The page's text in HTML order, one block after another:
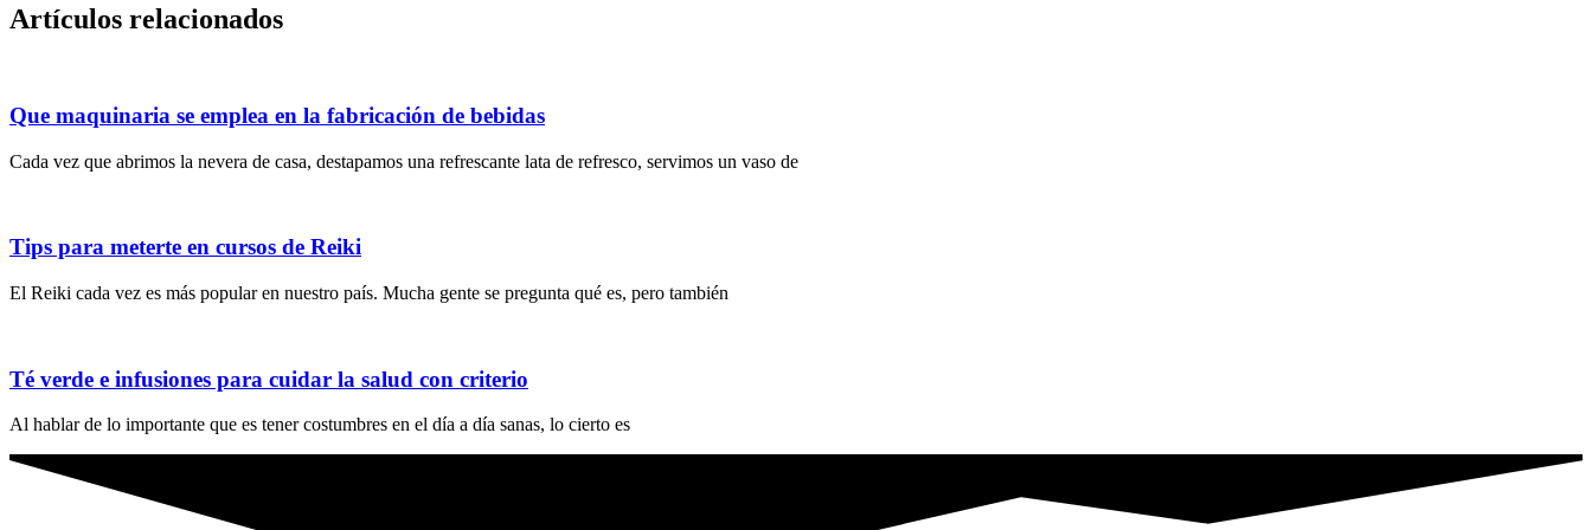
Artículos relacionados
Que maquinaria se emplea en la fabricación de bebidas
Cada vez que abrimos la nevera de casa, destapamos una refrescante lata de refresco, servimos un vaso de
Tips para meterte en cursos de Reiki
El Reiki cada vez es más popular en nuestro país. Mucha gente se pregunta qué es, pero también
Té verde e infusiones para cuidar la salud con criterio
Al hablar de lo importante que es tener costumbres en el día a día sanas, lo cierto es